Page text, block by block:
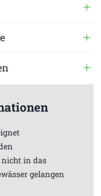
in das
gelangen